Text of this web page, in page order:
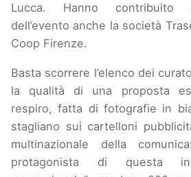
Lucca. Hanno contribuito
dell’evento anche la società
Coop Firenze.
Basta scorrere l’elenco dei
la qualità di una proposta
respiro, fatta di fotografie in
stagliano sui cartelloni
multinazionale della
protagonista di questa